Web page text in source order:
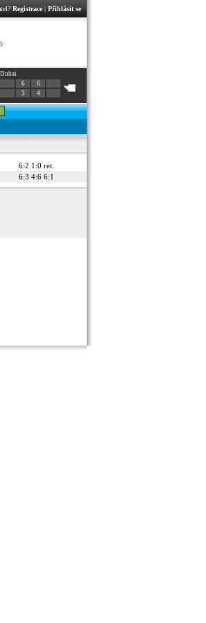
Registrace| Přihlásit se
Dubai
6
6
3 4
6:2 1:0 ret.
6:3 4:6 6:1